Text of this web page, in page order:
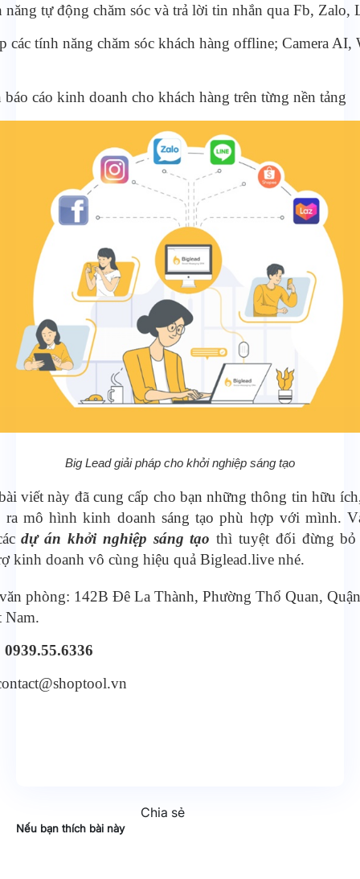
năng tự động chăm sóc và trả lời tin nhắn qua Fb, Zalo,
các tính năng chăm sóc khách hàng offline; Camera
báo cáo kinh doanh cho khách hàng trên từng nền tảng
Big Lead giải pháp cho khởi nghiệp sáng tạo
viết này đã cung cấp cho bạn những thông tin hữu
ra mô hình kinh doanh sáng tạo phù hợp với mình.
dự án khởi nghiệp sáng tạo thì tuyệt đối đừng bỏ
kinh doanh vô cùng hiệu quả Biglead.live nhé.
phòng: 142B Đê La Thành, Phường Thổ Quan,
Nam.
0939.55.6336
Nếu bạn thích bài này
Chia sẻ